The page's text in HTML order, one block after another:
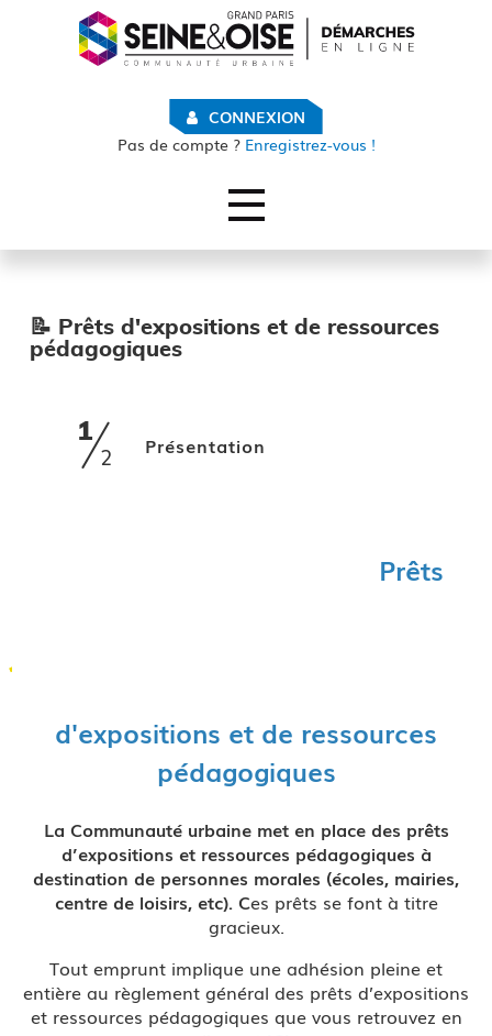
CONNEXION
Pas de compte ?Enregistrez-vous !
Ouvrir le menu
ACCUEIL
Comment suivre mes demandes ?
MON COMPTE
📝 Prêts d'expositions et de ressources
pédagogiques
1
2 Présentation
Prêts
d'expositions et de ressources
pédagogiques
La Communauté urbaine met en place des prêts
d’expositions et ressources pédagogiques à
destination de personnes morales (écoles, mairies,
centre de loisirs, etc). Ces prêts se font à titre
gracieux.
Tout emprunt implique une adhésion pleine et
entière au règlement général des prêts d’expositions
et ressources pédagogiques que vous retrouvez en